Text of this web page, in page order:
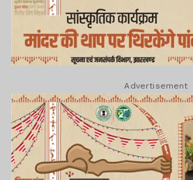
Advertisement